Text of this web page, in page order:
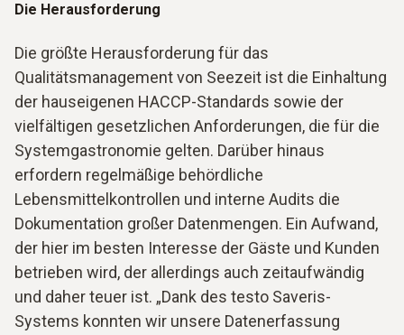
Die Herausforderung
Die größte Herausforderung für das
Qualitätsmanagement von Seezeit ist die Einhaltung
der hauseigenen HACCP-Standards sowie der
vielfältigen gesetzlichen Anforderungen, die für die
Systemgastronomie gelten. Darüber hinaus
erfordern regelmäßige behördliche
Lebensmittelkontrollen und interne Audits die
Dokumentation großer Datenmengen. Ein Aufwand,
der hier im besten Interesse der Gäste und Kunden
betrieben wird, der allerdings auch zeitaufwändig
und daher teuer ist. „Dank des testo Saveris-
Systems konnten wir unsere Datenerfassung